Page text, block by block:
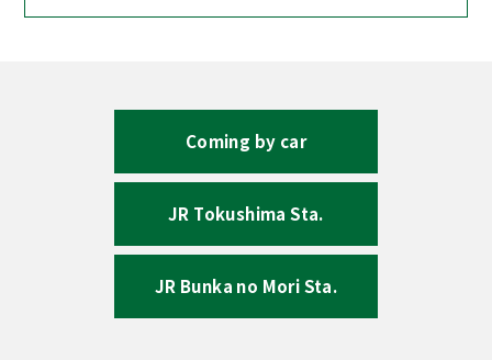
Coming by car
JR Tokushima Sta.
JR Bunka no Mori Sta.